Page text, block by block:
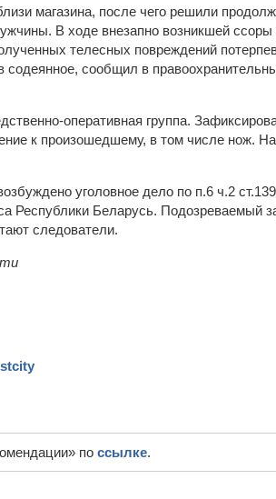
магазина, после чего решили
В ходе внезапно возникшей ссоры
телесных повреждений
сообщил в
оперативная группа.
к произошедшему, в том числе нож.
уголовное дело по п.6 ч.2
Республики Беларусь. Подозреваемый
следователи.
по ссылке.